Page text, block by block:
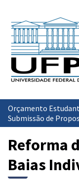
Orçamento
Submissão de
Reforma
Baias